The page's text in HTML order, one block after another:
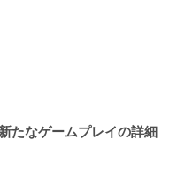
たなゲームプレイの詳細